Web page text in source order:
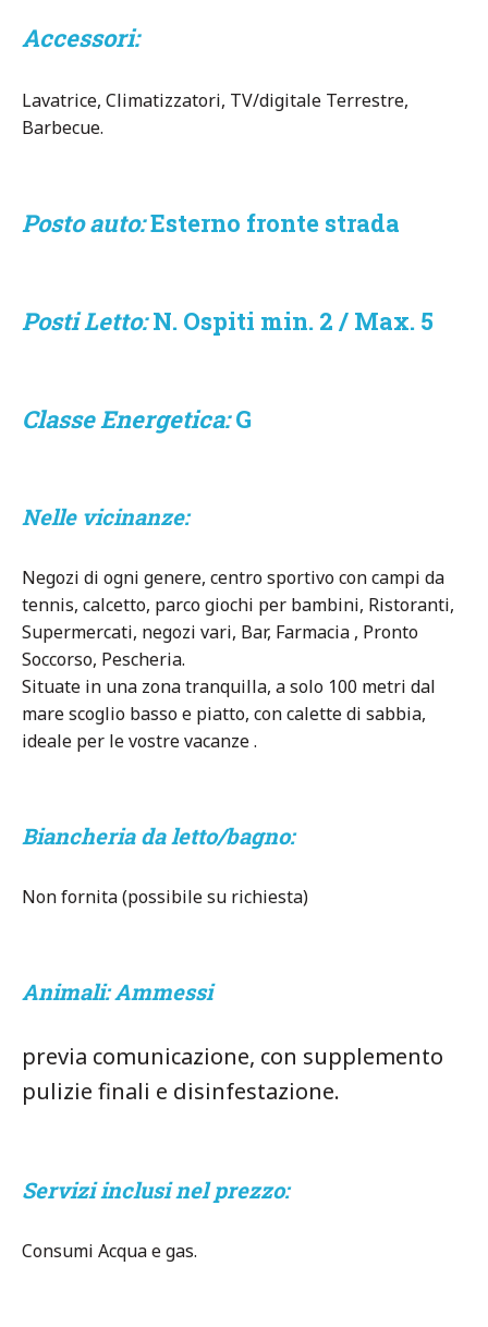
Accessori:
Lavatrice, Climatizzatori, TV/digitale Terrestre,
Barbecue.
Posto auto:Esterno fronte strada
Posti Letto:N. Ospiti min. 2 / Max. 5
Classe Energetica:G
Nelle vicinanze:
Negozi di ogni genere, centro sportivo con campi da
tennis, calcetto, parco giochi per bambini, Ristoranti,
Supermercati, negozi vari, Bar, Farmacia , Pronto
Soccorso, Pescheria.
Situate in una zona tranquilla, a solo 100 metri dal
mare scoglio basso e piatto, con calette di sabbia,
ideale per le vostre vacanze .
Biancheria da letto/bagno:
Non fornita (possibile su richiesta)
Animali:Ammessi
previa comunicazione, con supplemento
pulizie finali e disinfestazione.
Servizi inclusi nel prezzo:
Consumi Acqua e gas.